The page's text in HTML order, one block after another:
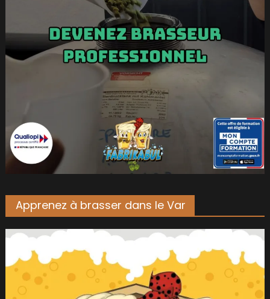
Apprenez à brasser dans le Var